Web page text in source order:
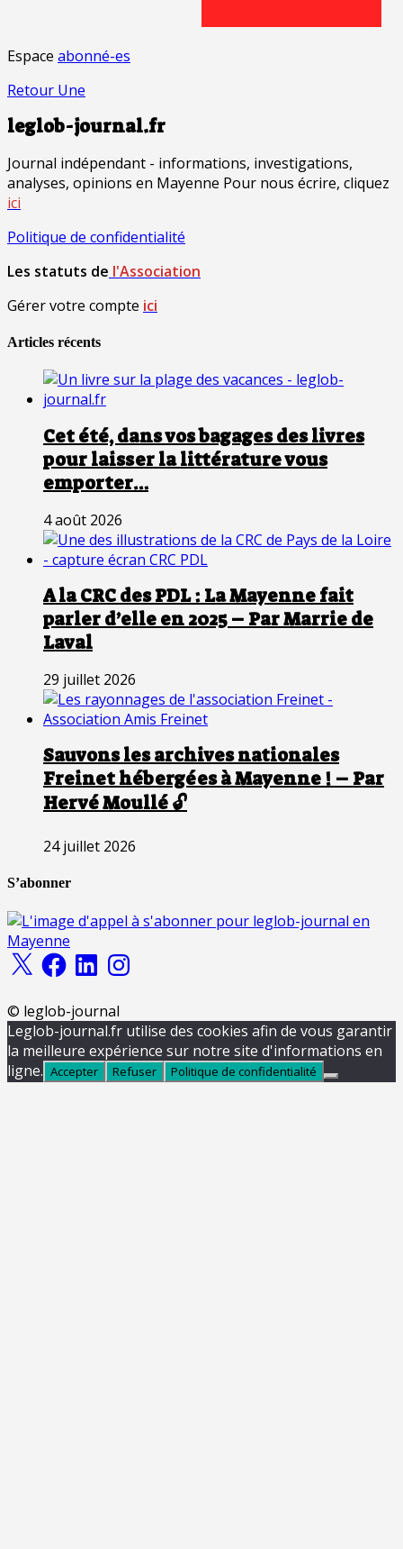
Espace abonné-es
Retour Une
leglob-journal.fr
Journal indépendant - informations, investigations,
analyses, opinions en Mayenne Pour nous écrire, cliquez
ici
Politique de confidentialité
Les statuts de l'Association
Gérer votre compte ici
Articles récents
Cet été, dans vos bagages des livres
pour laisser la littérature vous
emporter…
4 août 2026
A la CRC des PDL : La Mayenne fait
parler d’elle en 2025 – Par Marrie de
Laval
29 juillet 2026
Sauvons les archives nationales
Freinet hébergées à Mayenne ! – Par
Hervé Moullé 🔓
24 juillet 2026
S’abonner
X FacebookLinkedInInstagram
© leglob-journal
Leglob-journal.fr utilise des cookies afin de vous garantir
la meilleure expérience sur notre site d'informations en
ligne. Accepter Refuser Politique de confidentialité